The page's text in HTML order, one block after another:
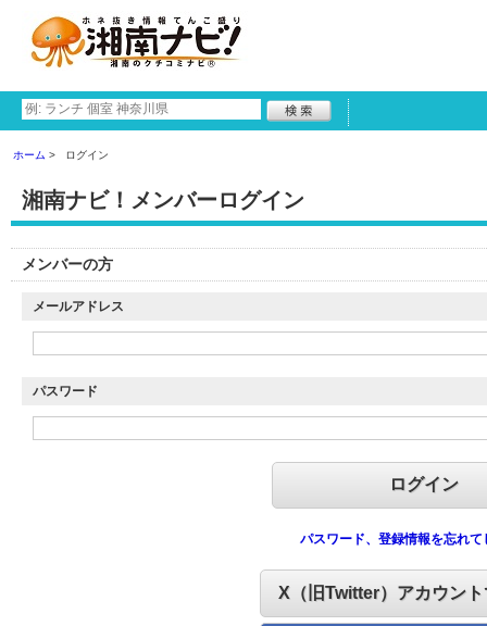
ホーム ログイン
湘南ナビ！メンバーログイン
メンバーの方
メールアドレス
パスワード
パスワード、登録情報を忘れて
X（旧Twitter）アカウン